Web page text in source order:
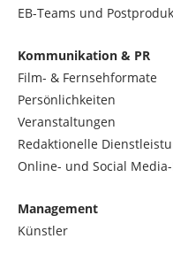
EB-Teams und
Kommunikation & PR
Film- & Fernsehformate
Persönlichkeiten
Veranstaltungen
Redaktionelle
Online- und Social
Management
Künstler